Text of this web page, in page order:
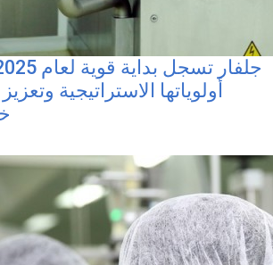
أولوياتها الاستراتيجية